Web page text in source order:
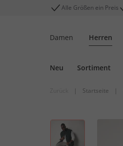
Alle Größen ein Preis
Damen Herren
Neu Sortiment
| Startseite |